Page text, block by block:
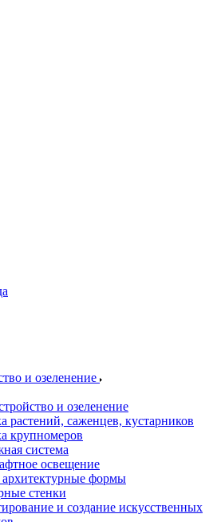
и озеленение
и озеленение
растений, саженцев, кустарников
крупномеров
система
освещение
формы
стенки
и создание искусственных